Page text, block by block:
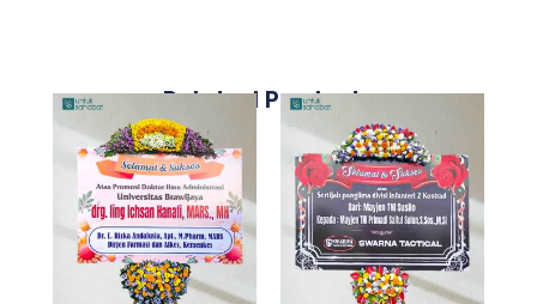
Related Products